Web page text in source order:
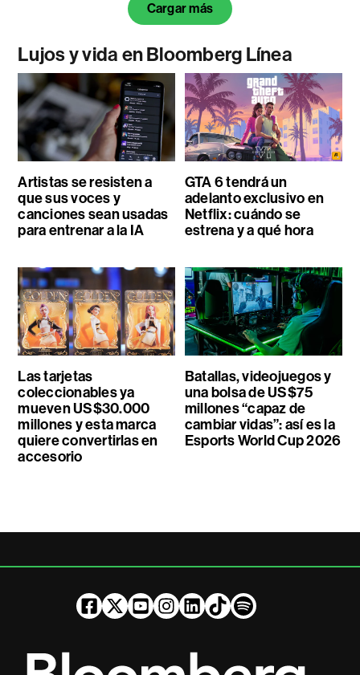
Cargar más
Lujos y vida en Bloomberg Línea
Artistas se resisten a
que sus voces y
canciones sean usadas
para entrenar a la IA
GTA 6 tendrá un
adelanto exclusivo en
Netflix: cuándo se
estrena y a qué hora
Las tarjetas
coleccionables ya
mueven US$30.000
millones y esta marca
quiere convertirlas en
accesorio
Batallas, videojuegos y
una bolsa de US$75
millones “capaz de
cambiar vidas”: así es la
Esports World Cup 2026